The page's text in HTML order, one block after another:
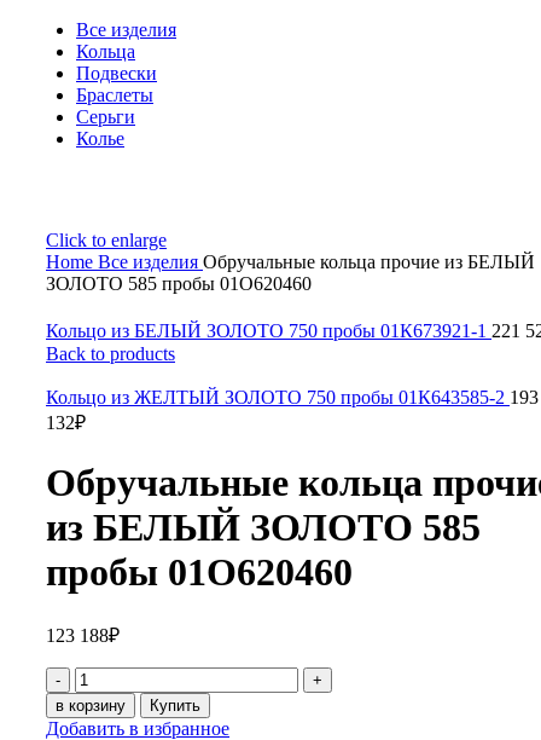
Все изделия
Кольца
Подвески
Браслеты
Серьги
Колье
Click to enlarge
Home Все изделия Обручальные кольца прочие из БЕЛЫЙ
ЗОЛОТО 585 пробы 01О620460
Кольцо из БЕЛЫЙ ЗОЛОТО 750 пробы 01К673921-1 221
Back to products
Кольцо из ЖЕЛТЫЙ ЗОЛОТО 750 пробы 01К643585-2 193
132₽
Обручальные кольца
из БЕЛЫЙ ЗОЛОТО 585
пробы 01О620460
123 188₽
Обручальные
кольца
прочие
в корзину Купить
Добавить в избранное